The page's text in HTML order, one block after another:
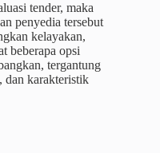
tender, maka
penyedia tersebut
kelayakan,
beberapa opsi
tergantung
dan karakteristik